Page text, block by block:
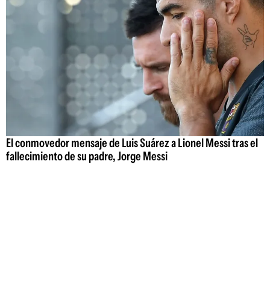
El conmovedor mensaje de Luis Suárez a Lionel Messi tras el
fallecimiento de su padre, Jorge Messi